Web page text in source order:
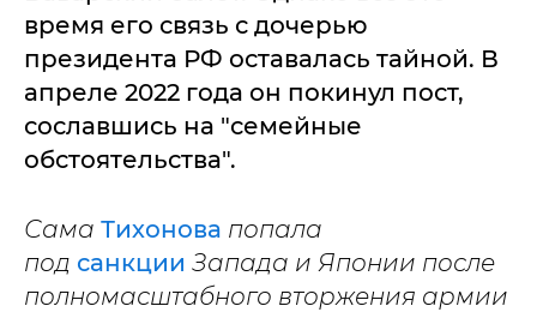
время его связь с дочерью
президента РФ оставалась тайной. В
апреле 2022 года он покинул пост,
сославшись на "семейные
обстоятельства".
Сама Тихонова попала
под санкции Запада и Японии после
полномасштабного вторжения армии